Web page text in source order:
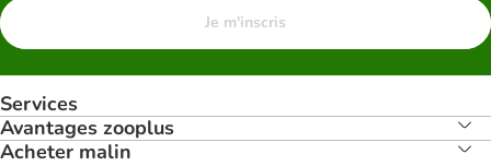
Je m'inscris
Services
Avantages zooplus
Acheter malin